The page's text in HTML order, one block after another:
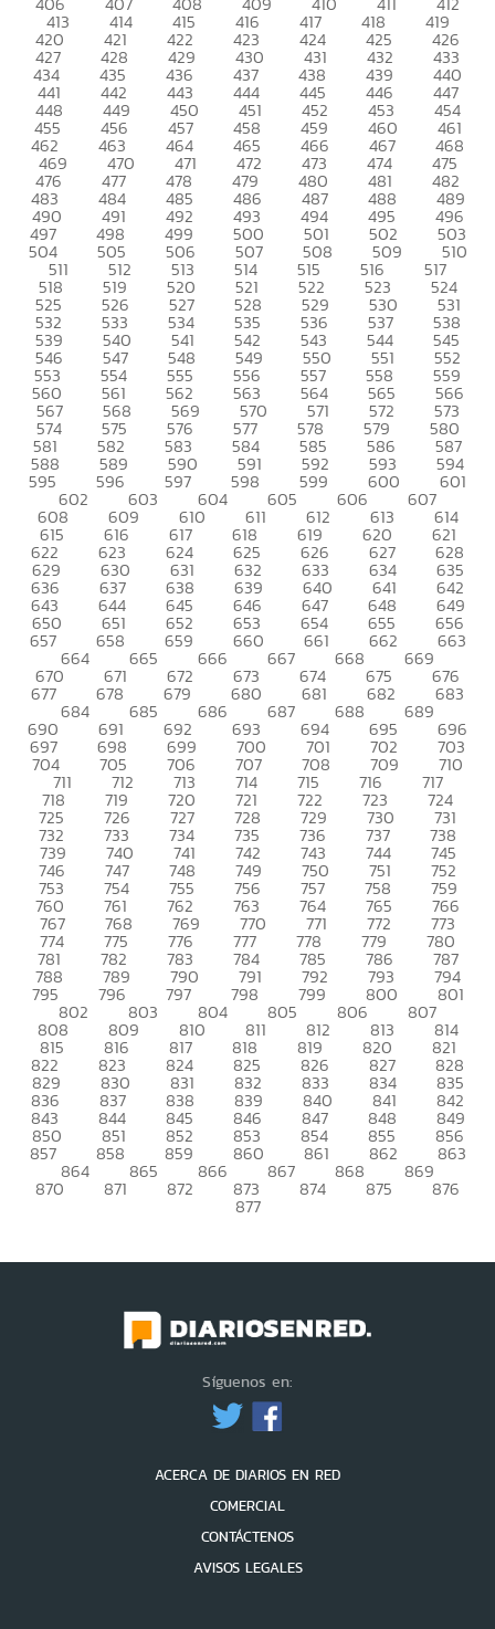
413 414 415 416 417 418 419
420 421 422 423 424 425 426
427 428 429 430 431 432 433
434 435 436 437 438 439 440
441 442 443 444 445 446 447
448 449 450 451 452 453 454
455 456 457 458 459 460 461
462 463 464 465 466 467 468
469 470 471 472 473 474 475
476 477 478 479 480 481 482
483 484 485 486 487 488 489
490 491 492 493 494 495 496
497 498 499 500 501 502 503
504 505 506 507 508 509 510
511 512 513 514 515 516 517
518 519 520 521 522 523 524
525 526 527 528 529 530 531
532 533 534 535 536 537 538
539 540 541 542 543 544 545
546 547 548 549 550 551 552
553 554 555 556 557 558 559
560 561 562 563 564 565 566
567 568 569 570 571 572 573
574 575 576 577 578 579 580
581 582 583 584 585 586 587
588 589 590 591 592 593 594
595 596 597 598 599 600 601
602 603 604 605 606 607
608 609 610 611 612 613 614
615 616 617 618 619 620 621
622 623 624 625 626 627 628
629 630 631 632 633 634 635
636 637 638 639 640 641 642
643 644 645 646 647 648 649
650 651 652 653 654 655 656
657 658 659 660 661 662 663
664 665 666 667 668 669
670 671 672 673 674 675 676
677 678 679 680 681 682 683
684 685 686 687 688 689
690 691 692 693 694 695 696
697 698 699 700 701 702 703
704 705 706 707 708 709 710
711 712 713 714 715 716 717
718 719 720 721 722 723 724
725 726 727 728 729 730 731
732 733 734 735 736 737 738
739 740 741 742 743 744 745
746 747 748 749 750 751 752
753 754 755 756 757 758 759
760 761 762 763 764 765 766
767 768 769 770 771 772 773
774 775 776 777 778 779 780
781 782 783 784 785 786 787
788 789 790 791 792 793 794
795 796 797 798 799 800 801
802 803 804 805 806 807
808 809 810 811 812 813 814
815 816 817 818 819 820 821
822 823 824 825 826 827 828
829 830 831 832 833 834 835
836 837 838 839 840 841 842
843 844 845 846 847 848 849
850 851 852 853 854 855 856
857 858 859 860 861 862 863
864 865 866 867 868 869
870 871 872 873 874 875 876
877
Síguenos en:
ACERCA DE DIARIOS EN RED
COMERCIAL
CONTÁCTENOS
AVISOS LEGALES